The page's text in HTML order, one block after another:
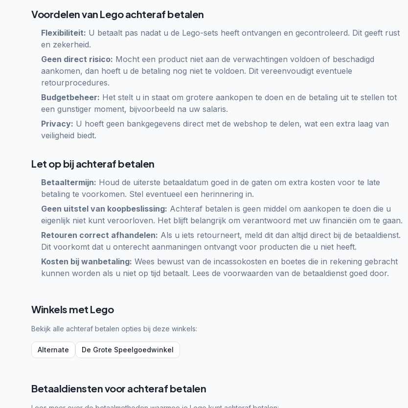
Voordelen van Lego achteraf betalen
Flexibiliteit: U betaalt pas nadat u de Lego-sets heeft ontvangen en gecontroleerd. Dit geeft rust
en zekerheid.
Geen direct risico: Mocht een product niet aan de verwachtingen voldoen of beschadigd
aankomen, dan hoeft u de betaling nog niet te voldoen. Dit vereenvoudigt eventuele
retourprocedures.
Budgetbeheer: Het stelt u in staat om grotere aankopen te doen en de betaling uit te stellen tot
een gunstiger moment, bijvoorbeeld na uw salaris.
Privacy: U hoeft geen bankgegevens direct met de webshop te delen, wat een extra laag van
veiligheid biedt.
Let op bij achteraf betalen
Betaaltermijn: Houd de uiterste betaaldatum goed in de gaten om extra kosten voor te late
betaling te voorkomen. Stel eventueel een herinnering in.
Geen uitstel van koopbeslissing: Achteraf betalen is geen middel om aankopen te doen die u
eigenlijk niet kunt veroorloven. Het blijft belangrijk om verantwoord met uw financiën om te gaan.
Retouren correct afhandelen: Als u iets retourneert, meld dit dan altijd direct bij de betaaldienst.
Dit voorkomt dat u onterecht aanmaningen ontvangt voor producten die u niet heeft.
Kosten bij wanbetaling: Wees bewust van de incassokosten en boetes die in rekening gebracht
kunnen worden als u niet op tijd betaalt. Lees de voorwaarden van de betaaldienst goed door.
Winkels met Lego
Bekijk alle achteraf betalen opties bij deze winkels:
Alternate De Grote Speelgoedwinkel
Betaaldiensten voor achteraf betalen